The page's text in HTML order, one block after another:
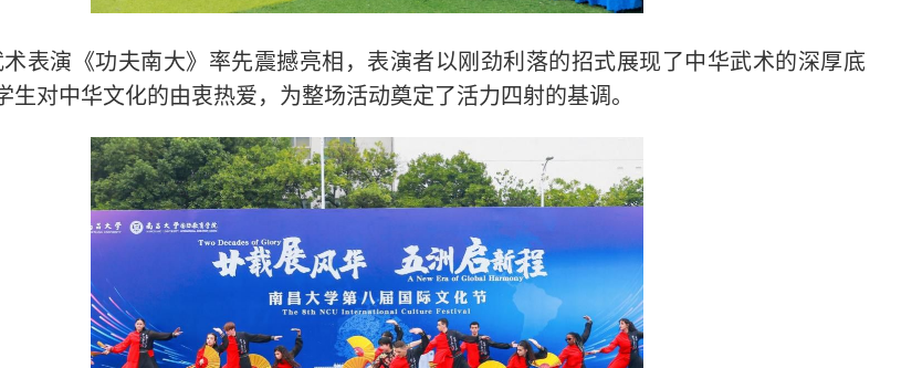
表演《功夫南大》率先震撼亮相，表演者以刚劲利落的招式展现了中华武术的深厚底
生对中华文化的由衷热爱，为整场活动奠定了活力四射的基调。